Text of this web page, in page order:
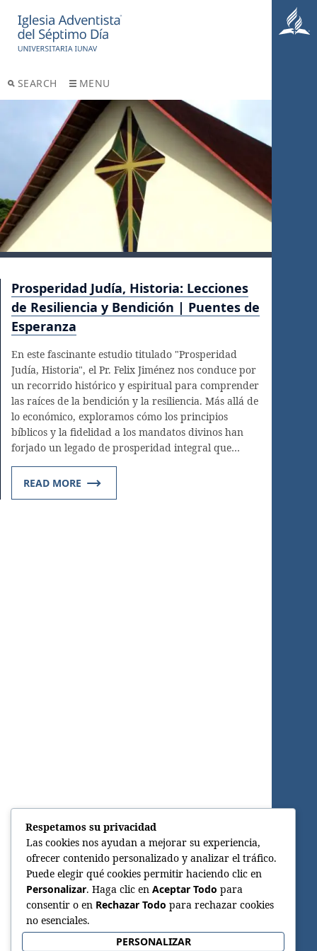
SEARCH MENU
Prosperidad Judía, Historia: Lecciones
de Resiliencia y Bendición | Puentes de
Esperanza
En este fascinante estudio titulado "Prosperidad
Judía, Historia", el Pr. Felix Jiménez nos conduce por
un recorrido histórico y espiritual para comprender
las raíces de la bendición y la resiliencia. Más allá de
lo económico, exploramos cómo los principios
bíblicos y la fidelidad a los mandatos divinos han
forjado un legado de prosperidad integral que…
READ MORE
Respetamos su privacidad
Las cookies nos ayudan a mejorar su experiencia,
ofrecer contenido personalizado y analizar el tráfico.
Puede elegir qué cookies permitir haciendo clic en
Personalizar. Haga clic en Aceptar Todo para
consentir o en Rechazar Todo para rechazar cookies
no esenciales.
PERSONALIZAR